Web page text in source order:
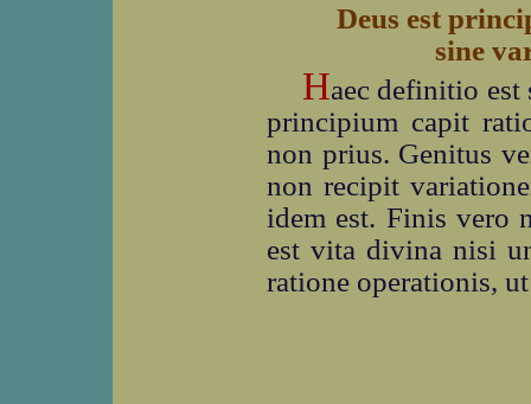
Deus est
sine
Haec definitio est
principium capit
non prius. Genitus
non recipit
idem est. Finis vero
est vita divina nisi
ratione operationis,